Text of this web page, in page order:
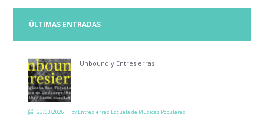
ÚLTIMAS ENTRADAS
Unbound y Entresierras
23/03/2026 by Entresierras Escuela de Músicas Populares